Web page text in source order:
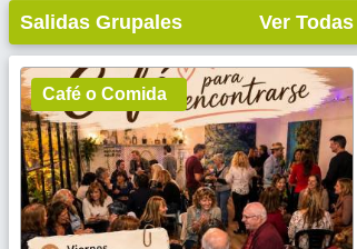
Salidas Grupales Ver Todas
Café o Comida